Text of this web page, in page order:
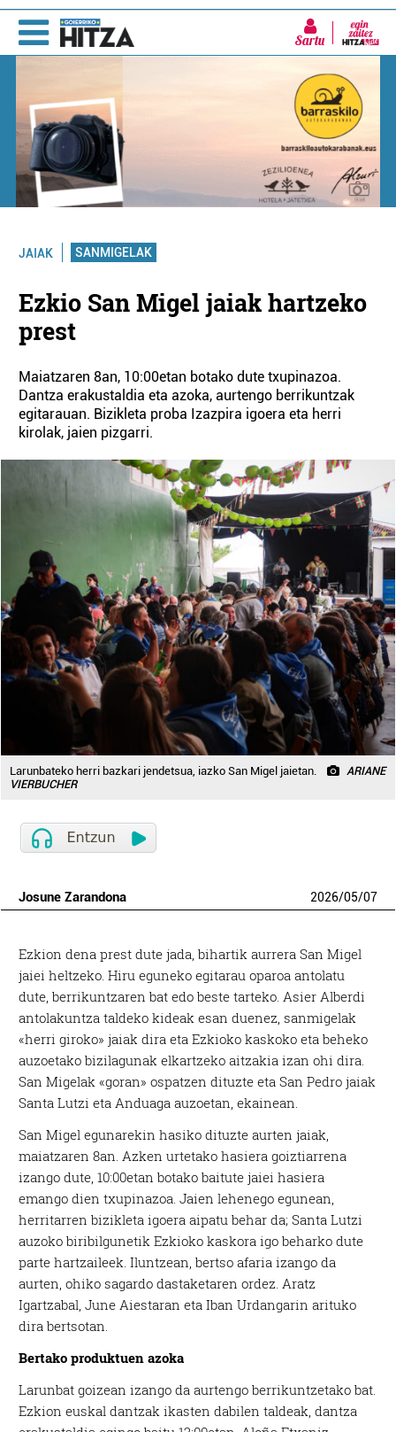
Sartu
JAIAK SANMIGELAK
Ezkio San Migel jaiak hartzeko
prest
Maiatzaren 8an, 10:00etan botako dute txupinazoa.
Dantza erakustaldia eta azoka, aurtengo berrikuntzak
egitarauan. Bizikleta proba Izazpira igoera eta herri
kirolak, jaien pizgarri.
Larunbateko herri bazkari jendetsua, iazko San Migel jaietan.
ARIANE
VIERBUCHER
Josune Zarandona 2026/05/07
Ezkion dena prest dute jada, bihartik aurrera San Migel
jaiei heltzeko. Hiru eguneko egitarau oparoa antolatu
dute, berrikuntzaren bat edo beste tarteko. Asier Alberdi
antolakuntza taldeko kideak esan duenez, sanmigelak
«herri giroko» jaiak dira eta Ezkioko kaskoko eta beheko
auzoetako bizilagunak elkartzeko aitzakia izan ohi dira.
San Migelak «goran» ospatzen dituzte eta San Pedro jaiak
Santa Lutzi eta Anduaga auzoetan, ekainean.
San Migel egunarekin hasiko dituzte aurten jaiak,
maiatzaren 8an. Azken urtetako hasiera goiztiarrena
izango dute, 10:00etan botako baitute jaiei hasiera
emango dien txupinazoa. Jaien lehenego egunean,
herritarren bizikleta igoera aipatu behar da; Santa Lutzi
auzoko biribilgunetik Ezkioko kaskora igo beharko dute
parte hartzaileek. Iluntzean, bertso afaria izango da
aurten, ohiko sagardo dastaketaren ordez. Aratz
Igartzabal, June Aiestaran eta Iban Urdangarin arituko
dira bertsotan.
Bertako produktuen azoka
Larunbat goizean izango da aurtengo berrikuntzetako bat.
Ezkion euskal dantzak ikasten dabilen taldeak, dantza